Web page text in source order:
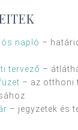
napló –
tervező –
– az otthoni
– jegyzetek és